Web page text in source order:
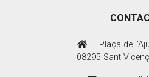
Plaça de
08295 Sant